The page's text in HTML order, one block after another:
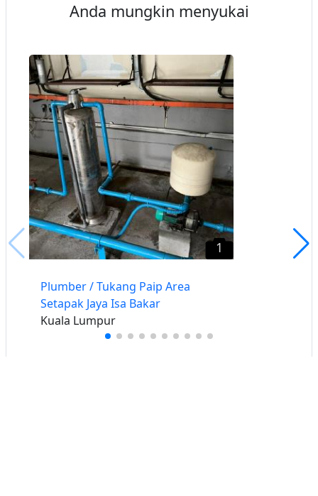
Anda mungkin menyukai
1
Plumber / Tukang Paip Area
Setapak Jaya Isa Bakar
Kuala Lumpur